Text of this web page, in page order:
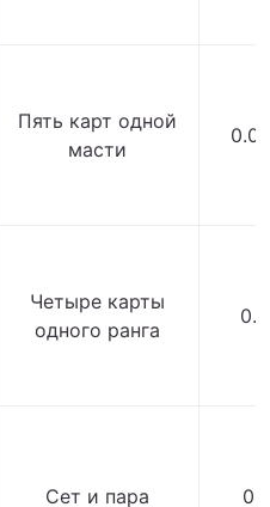
Пять карт одной
масти
Четыре карты
одного ранга
Сет и пара